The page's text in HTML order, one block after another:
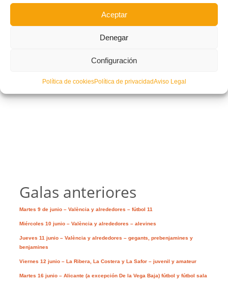
Aceptar
Denegar
Configuración
Política de cookiesPolítica de privacidadAviso Legal
Galas anteriores
Martes 9 de junio – València y alrededores – fútbol 11
Miércoles 10 junio – València y alrededores – alevines
Jueves 11 junio – València y alrededores – gegants, prebenjamines y
benjamines
Viernes 12 junio – La Ribera, La Costera y La Safor – juvenil y amateur
Martes 16 junio – Alicante (a excepción De la Vega Baja) fútbol y fútbol sala